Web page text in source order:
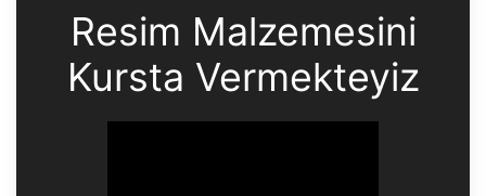
Resim Malzemesini
Kursta Vermekteyiz